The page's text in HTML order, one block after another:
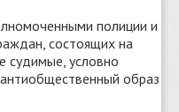
полиции и
состоящих на
судимые, условно
образ